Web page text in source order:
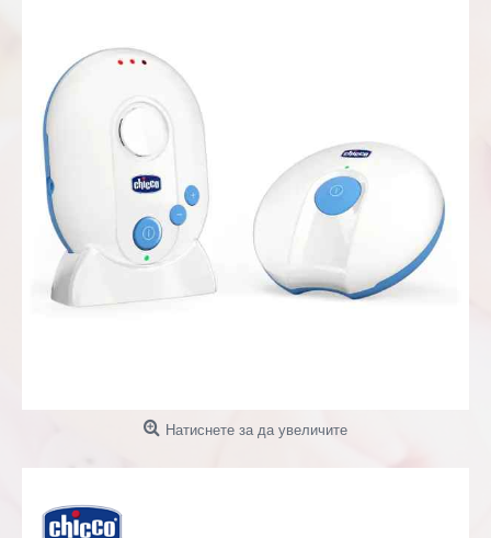
Натиснете за да увеличите